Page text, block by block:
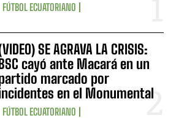
FÚTBOL ECUATORIANO
SE AGRAVA LA CRISIS:
cayó ante Macará en un
marcado por
en el Monumental
FÚTBOL ECUATORIANO